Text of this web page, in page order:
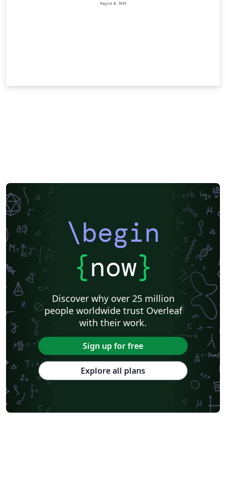
\begin
{now}
Discover why over 25 million
people worldwide trust Overleaf
with their work.
Sign up for free
Explore all plans